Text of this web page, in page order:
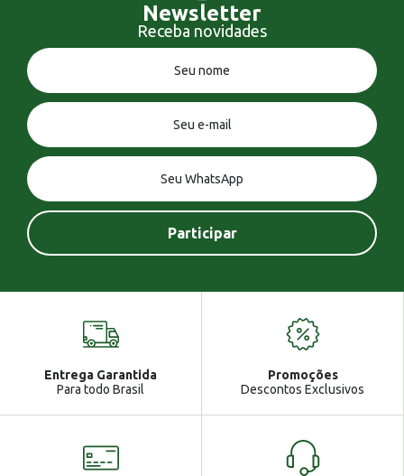
Newsletter
Receba novidades
Entrega Garantida
Para todo Brasil
Promoções
Descontos Exclusivos
Você tem uma mensagem!
Ga Atendimento
Gabrielle